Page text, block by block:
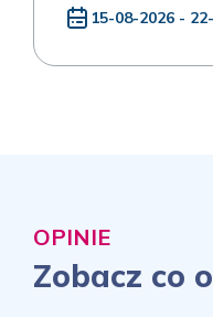
15-08-2026 -
OPINIE
Zobacz co